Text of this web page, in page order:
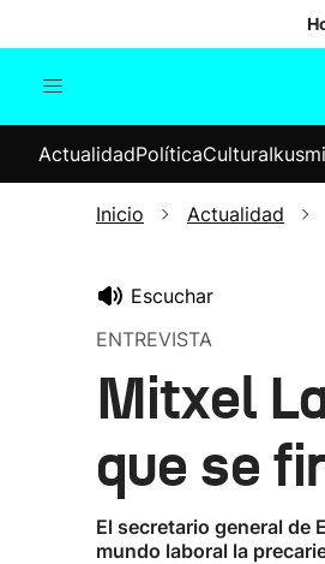
Internacional
ActualidadPolíticaCultura
Inicio Actualidad
Escuchar
ENTREVISTA
Mitxel
que se
El secretario general de
mundo laboral la